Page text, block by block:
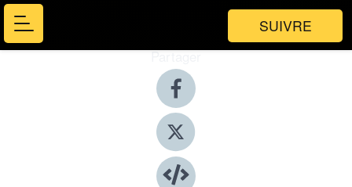
SUIVRE
Partager